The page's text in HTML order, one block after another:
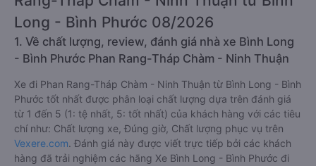
Long - Bình Phước 08/2026
1. Về chất lượng, review, đánh giá nhà xe Bình Long
- Bình Phước Phan Rang-Tháp Chàm - Ninh Thuận
Xe đi Phan Rang-Tháp Chàm - Ninh Thuận từ Bình Long - Bình
Phước tốt nhất được phân loại chất lượng dựa trên đánh giá
từ 1 đến 5 (1: tệ nhất, 5: tốt nhất) của khách hàng với các tiêu
chí như: Chất lượng xe, Đúng giờ, Chất lượng phục vụ trên
Vexere.com. Đánh giá này được viết trực tiếp bởi các khách
hàng đã trải nghiệm các hãng Xe Bình Long - Bình Phước đi